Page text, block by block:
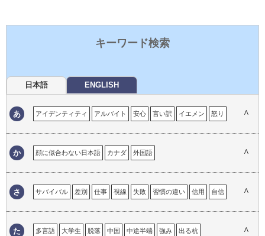
キーワード検索
日本語 ENGLISH
あ アイデンティティ アルバイト 安心 言い訳 イエメン 怒り
ウイグル自治区 嬉しい経験 英語 英語の重要性
∧
か 顔に似合わない日本語 カナダ 外国語
外国人が必要なこと 外国人との接点 外国人への対応 ガイジン
苦労 継承語 言語による理解のギャップ 言語の壁 言語の違い
∧
さ サバイバル 差別 仕事 視線 失敗 習慣の違い 信用 自信 ∧
た 多言語 大学生 脱落 中国 中途半端 強み 出る杭 ∧